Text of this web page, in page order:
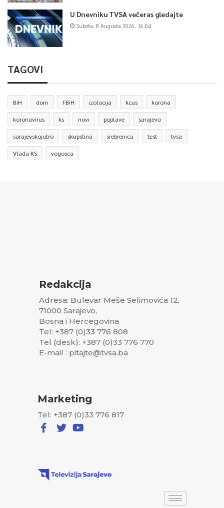
U Dnevniku TVSA večeras gledajte
Subota, 8 Augusta 2026, 16:04
TAGOVI
BiH dom FBiH izolacija kcus korona
koronavirus ks novi poplave sarajevo
sarajevskojutro skupstina srebrenica test tvsa
Vlada KS vogosca
Redakcija
Adresa: Bulevar Meše Selimovića 12,
71000 Sarajevo,
Bosna i Hercegovina
Tel: +387 (0)33 776 808
Tel (desk): +387 (0)33 776 770
E-mail : pitajte@tvsa.ba
Marketing
Tel: +387 (0)33 776 817